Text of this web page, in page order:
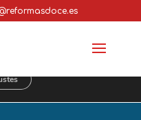
mejor experiencia en
utilizamos o